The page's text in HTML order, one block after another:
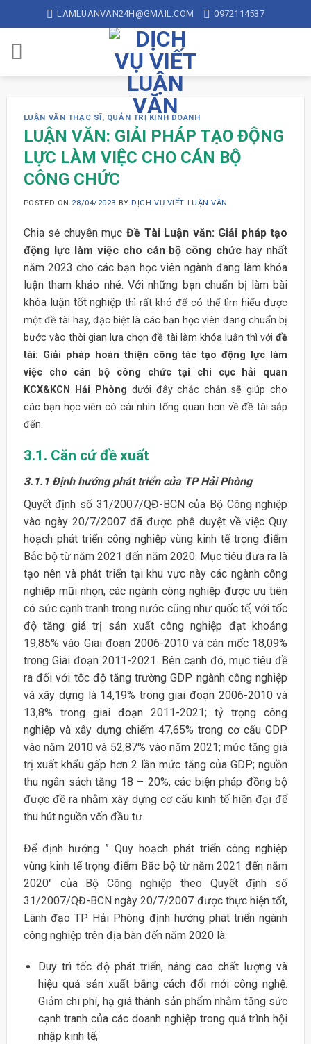
to
content
LAMLUANVAN24H@GMAIL.COM 0972114537
LUẬN VĂN THẠC SĨ , QUẢN TRỊ KINH DOANH
LUẬN VĂN: GIẢI PHÁP TẠO ĐỘNG
LỰC LÀM VIỆC CHO CÁN BỘ
CÔNG CHỨC
POSTED ON 28/04/2023 BY DỊCH VỤ VIẾT LUẬN VĂN
Chia sẻ chuyên mục Đề Tài Luận văn: Giải pháp tạo
động lực làm việc cho cán bộ công chứchay nhất
năm 2023 cho các bạn học viên ngành đang làm khóa
luận tham khảo nhé. Với những bạn chuẩn bị làm bài
khóa luận tốt nghiệp thì rất khó để có thể tìm hiểu được
một đề tài hay, đặc biệt là các bạn học viên đang chuẩn bị
bước vào thời gian lựa chọn đề tài làm khóa luận thì vớiđề
tài: Giải pháp hoàn thiện công tác tạo động lực làm
việc cho cán bộ công chức tại chi cục hải quan
KCX&KCN Hải Phòng dưới đây chắc chắn sẽ giúp cho
các bạn học viên có cái nhìn tổng quan hơn về đề tài sắp
đến.
3.1. Căn cứ đề xuất
3.1.1 Định hướng phát triển của TP Hải Phòng
Quyết định số 31/2007/QĐ-BCN của Bộ Công nghiệp
vào ngày 20/7/2007 đã được phê duyệt về việc Quy
hoạch phát triển công nghiệp vùng kinh tế trọng điểm
Bắc bộ từ năm 2021 đến năm 2020. Mục tiêu đưa ra là
tạo nên và phát triển tại khu vực này các ngành công
nghiệp mũi nhọn, các ngành công nghiệp được ưu tiên
có sức cạnh tranh trong nước cũng như quốc tế, với tốc
độ tăng giá trị sản xuất công nghiệp đạt khoảng
19,85% vào Giai đoạn 2006-2010 và cán mốc 18,09%
trong Giai đoạn 2011-2021. Bên cạnh đó, mục tiêu đề
ra đối với tốc độ tăng trường GDP ngành công nghiệp
và xây dựng là 14,19% trong giai đoạn 2006-2010 và
13,8% trong giai đoạn 2011-2021; tỷ trọng công
nghiệp và xây dựng chiếm 47,65% trong cơ cấu GDP
vào năm 2010 và 52,87% vào năm 2021; mức tăng giá
trị xuất khẩu gấp hơn 2 lần mức tăng của GDP; nguồn
thu ngân sách tăng 18 – 20%; các biện pháp đồng bộ
được đề ra nhằm xây dựng cơ cấu kinh tế hiện đại để
thu hút nguồn vốn đầu tư.
Để định hướng ” Quy hoạch phát triển công nghiệp
vùng kinh tế trọng điểm Bắc bộ từ năm 2021 đến năm
2020″ của Bộ Công nghiệp theo Quyết định số
31/2007/QĐ-BCN ngày 20/7/2007 được thực hiện tốt,
Lãnh đạo TP Hải Phòng định hướng phát triển ngành
công nghiệp trên địa bàn đến năm 2020 là:
Duy trì tốc độ phát triển, nâng cao chất lượng và
hiệu quả sản xuất bằng cách đổi mới công nghệ.
Giảm chi phí, hạ giá thành sản phẩm nhằm tăng sức
cạnh tranh của các doanh nghiệp trong quá trình hội
nhập kinh tế;